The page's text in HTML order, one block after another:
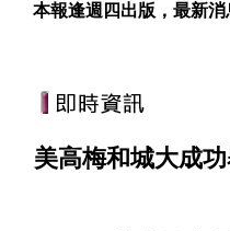
本報逢週四出版，最新消
美高梅和城大成